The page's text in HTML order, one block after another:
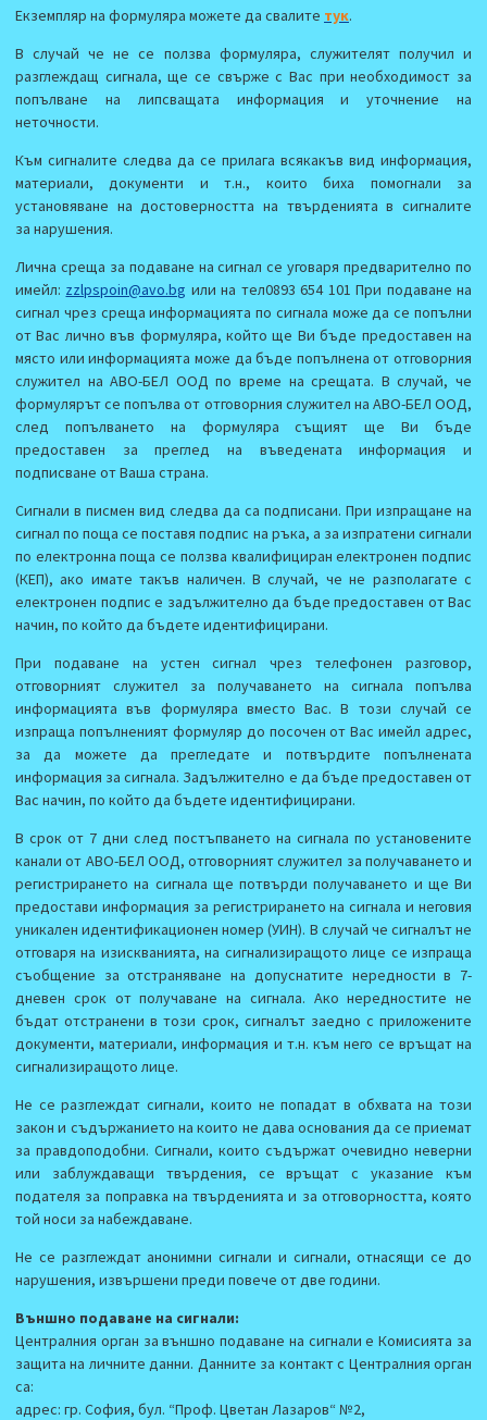
Екземпляр на формуляра можете да свалите тук.
В случай че не се ползва формуляра, служителят получил и
разглеждащ сигнала, ще се свърже с Вас при необходимост за
попълване на липсващата информация и уточнение на
неточности.
Към сигналите следва да се прилага всякакъв вид информация,
материали, документи и т.н., които биха помогнали за
установяване на достоверността на твърденията в сигналите
за нарушения.
Лична среща за подаване на сигнал се уговаря предварително по
имейл: zzlpspoin@avo.bg или на тел0893 654 101 При подаване на
сигнал чрез среща информацията по сигнала може да се попълни
от Вас лично във формуляра, който ще Ви бъде предоставен на
място или информацията може да бъде попълнена от отговорния
служител на АВО-БЕЛ ООД по време на срещата. В случай, че
формулярът се попълва от отговорния служител на АВО-БЕЛ ООД,
след попълването на формуляра същият ще Ви бъде
предоставен за преглед на въведената информация и
подписване от Ваша страна.
Сигнали в писмен вид следва да са подписани. При изпращане на
сигнал по поща се поставя подпис на ръка, а за изпратени сигнали
по електронна поща се ползва квалифициран електронен подпис
(КЕП), ако имате такъв наличен. В случай, че не разполагате с
електронен подпис е задължително да бъде предоставен от Вас
начин, по който да бъдете идентифицирани.
При подаване на устен сигнал чрез телефонен разговор,
отговорният служител за получаването на сигнала попълва
информацията във формуляра вместо Вас. В този случай се
изпраща попълненият формуляр до посочен от Вас имейл адрес,
за да можете да прегледате и потвърдите попълнената
информация за сигнала. Задължително е да бъде предоставен от
Вас начин, по който да бъдете идентифицирани.
В срок от 7 дни след постъпването на сигнала по установените
канали от АВО-БЕЛ ООД, отговорният служител за получаването и
регистрирането на сигнала ще потвърди получаването и ще Ви
предостави информация за регистрирането на сигнала и неговия
уникален идентификационен номер (УИН). В случай че сигналът не
отговаря на изискванията, на сигнализиращото лице се изпраща
съобщение за отстраняване на допуснатите нередности в 7-
дневен срок от получаване на сигнала. Ако нередностите не
бъдат отстранени в този срок, сигналът заедно с приложените
документи, материали, информация и т.н. към него се връщат на
сигнализиращото лице.
Не се разглеждат сигнали, които не попадат в обхвата на този
закон и съдържанието на които не дава основания да се приемат
за правдоподобни. Сигнали, които съдържат очевидно неверни
или заблуждаващи твърдения, се връщат с указание към
подателя за поправка на твърденията и за отговорността, която
той носи за набеждаване.
Не се разглеждат анонимни сигнали и сигнали, отнасящи се до
нарушения, извършени преди повече от две години.
Външно подаване на сигнали:
Централния орган за външно подаване на сигнали е Комисията за
защита на личните данни. Данните за контакт с Централния орган
са:
адрес: гр. София, бул. “Проф. Цветан Лазаров“ №2,